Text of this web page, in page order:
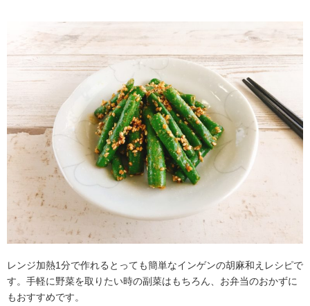
レンジ加熱1分で作れるとっても簡単なインゲンの胡麻和えレシピで
す。手軽に野菜を取りたい時の副菜はもちろん、お弁当のおかずに
もおすすめです。